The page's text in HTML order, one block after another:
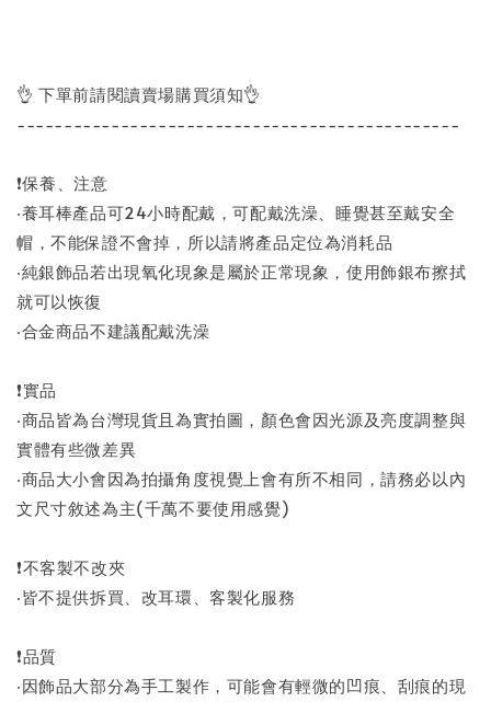
👌 下單前請閱讀賣場購買須知👌
-----------------------------------------------
❗保養、注意
‧養耳棒產品可24小時配戴，可配戴洗澡、睡覺甚至戴安全
帽，不能保證不會掉，所以請將產品定位為消耗品
‧純銀飾品若出現氧化現象是屬於正常現象，使用飾銀布擦拭
就可以恢復
‧合金商品不建議配戴洗澡
❗實品
‧商品皆為台灣現貨且為實拍圖，顏色會因光源及亮度調整與
實體有些微差異
‧商品大小會因為拍攝角度視覺上會有所不相同，請務必以內
文尺寸敘述為主(千萬不要使用感覺)
❗不客製不改夾
‧皆不提供拆買、改耳環、客製化服務
❗品質
‧因飾品大部分為手工製作，可能會有輕微的凹痕、刮痕的現